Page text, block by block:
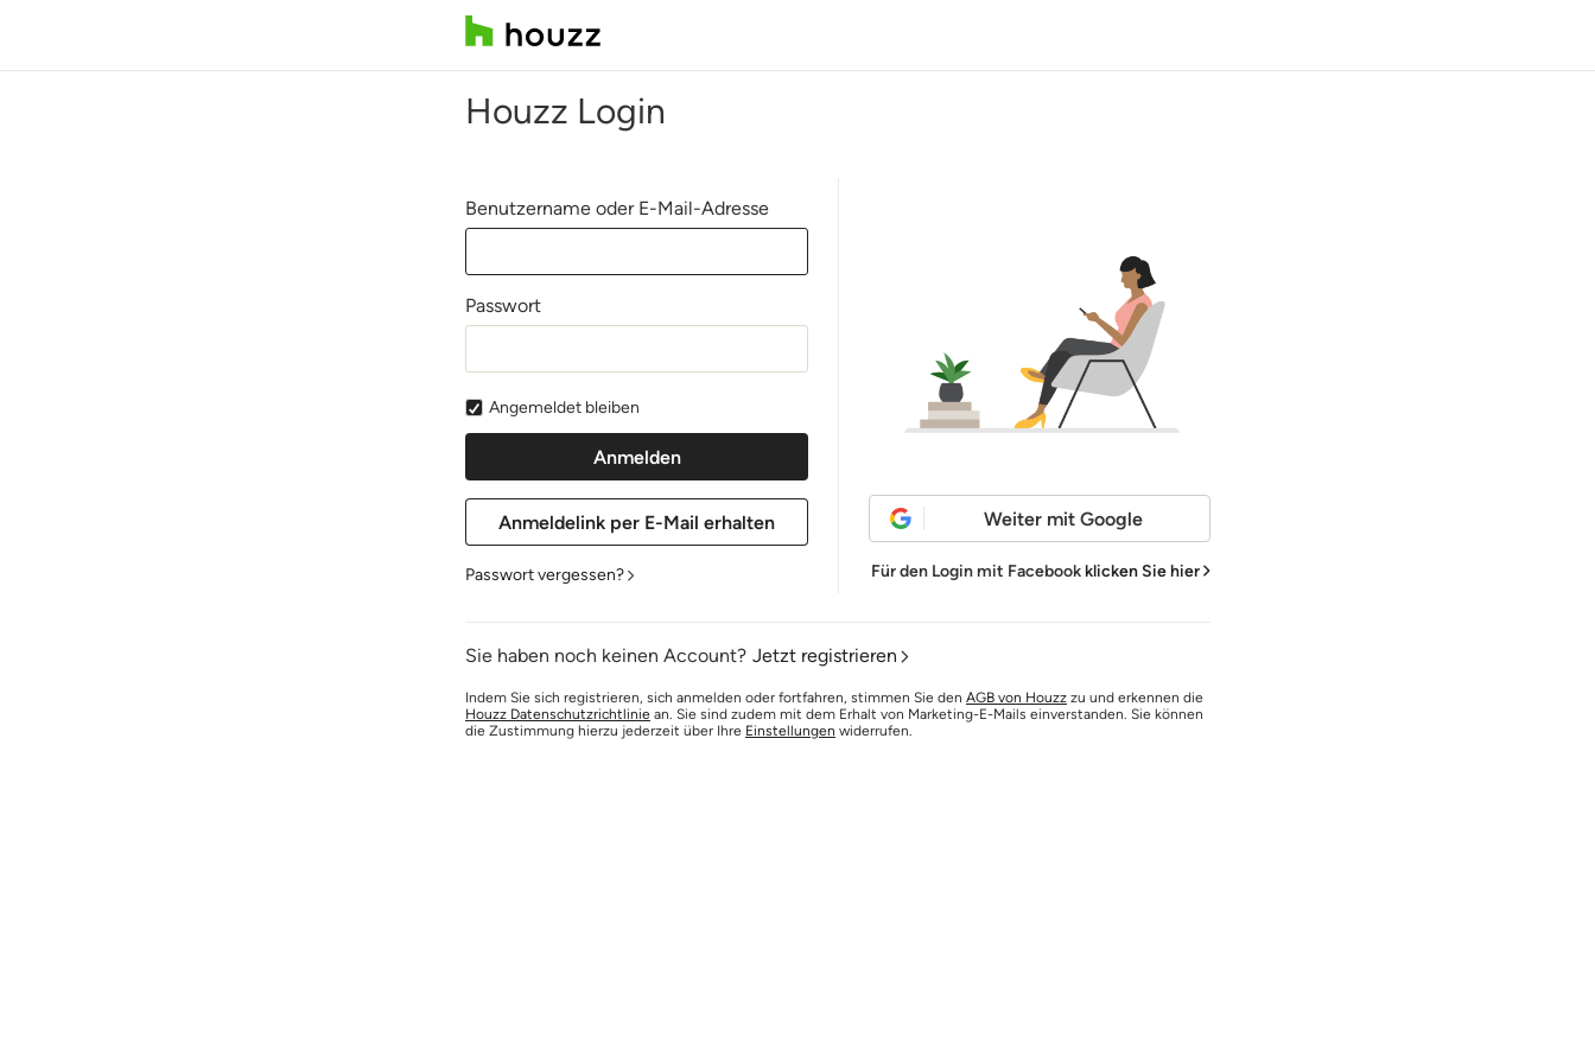
Houzz Login
Benutzername oder E-Mail-Adresse
Passwort
Angemeldet bleiben
Passwort vergessen?
Weiter mit Google
Für den Login mit Facebookklicken Sie hier
Sie haben noch keinen Account? Jetzt registrieren
Indem Sie sich registrieren, sich anmelden oder fortfahren, stimmen Sie den AGB von Houzz zu und erkennen die
Houzz Datenschutzrichtlinie an. Sie sind zudem mit dem Erhalt von Marketing-E-Mails einverstanden. Sie können
die Zustimmung hierzu jederzeit über Ihre Einstellungen widerrufen.